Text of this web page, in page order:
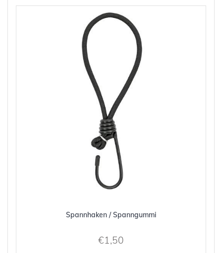
Spannhaken / Spanngummi
€1,50